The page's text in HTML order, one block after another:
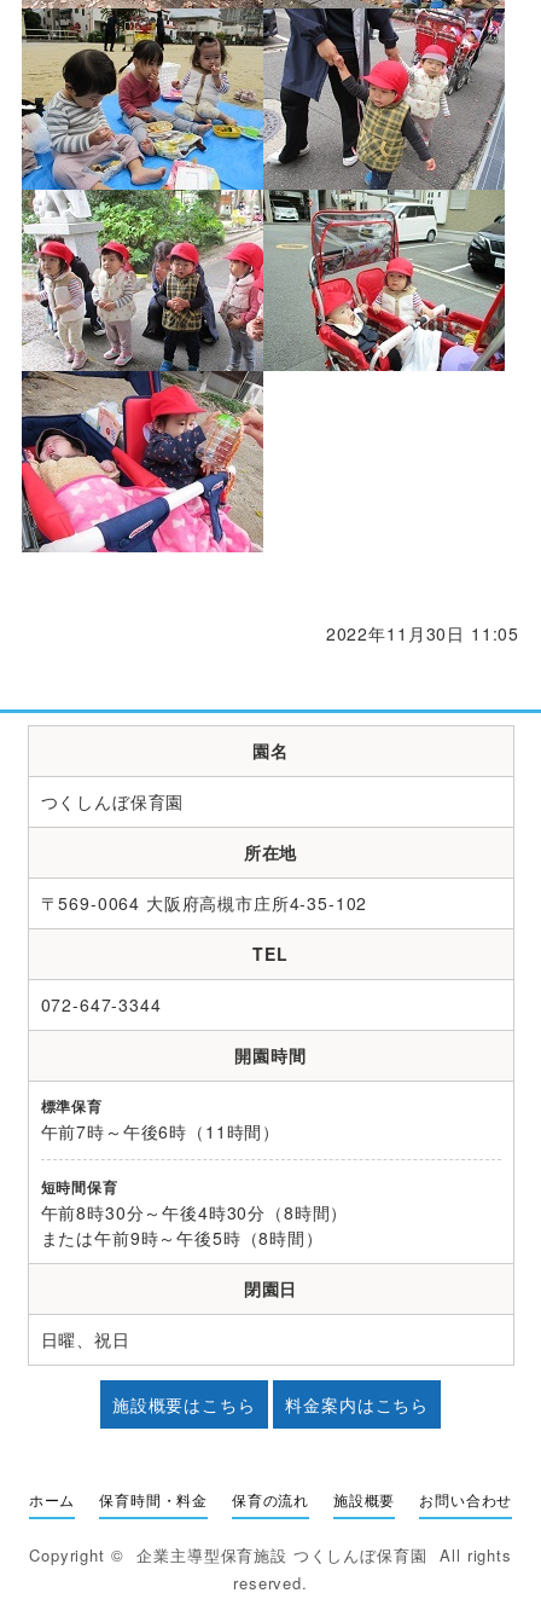
2022年11月30日 11:05
園名
つくしんぼ保育園
所在地
〒569-0064 大阪府高槻市庄所4-35-102
TEL
072-647-3344
開園時間
標準保育
午前7時～午後6時（11時間）
短時間保育
午前8時30分～午後4時30分（8時間）
または午前9時～午後5時（8時間）
閉園日
日曜、祝日
施設概要はこちら 料金案内はこちら
ホーム 保育時間・料金 保育の流れ 施設概要 お問い合わせ
Copyright © 企業主導型保育施設 つくしんぼ保育園
All rights
reserved.